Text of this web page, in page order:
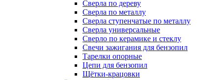
Сверла по дереву
Сверла по металлу
Сверла ступенчатые по металлу
Сверла универсальные
Сверло по керамике и стеклу
Свечи зажигания для бензопил
Тарелки опорные
Цепи для бензопил
Щётки-крацовки